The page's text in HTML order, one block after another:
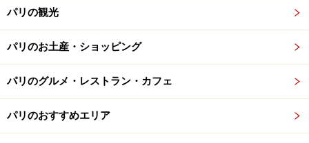
ル（コントワールの前に）です。
立ち飲み専門のワインバーで、写真入りのメニューが天
井にぶら下がっているので言葉がわからなくてもオーダ
ーしやすいのが嬉しい。おつまみとはいえデザートまで
揃っていて、どの料理も繊細で本格的です。
パリの観光
パリのお土産・ショッピング
パリのグルメ・レストラン・カフェ
パリのおすすめエリア